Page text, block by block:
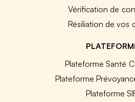
Vérification de
Résiliation de vos
Plateforme Santé
Plateforme
Plateforme